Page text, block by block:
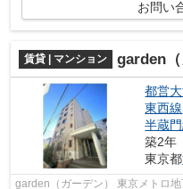
お問い
賃貸 | マンション garden（
都営
東西線
半蔵
築2年
東京都
garden（ガーデン） 東京メトロ地下鉄東西線・都営大江戸線の2路線利用で